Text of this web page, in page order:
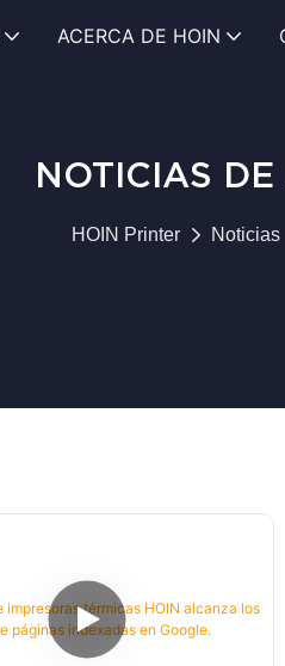
ACERCA DE HOIN
NOTICIAS
HOIN Printer Noticias